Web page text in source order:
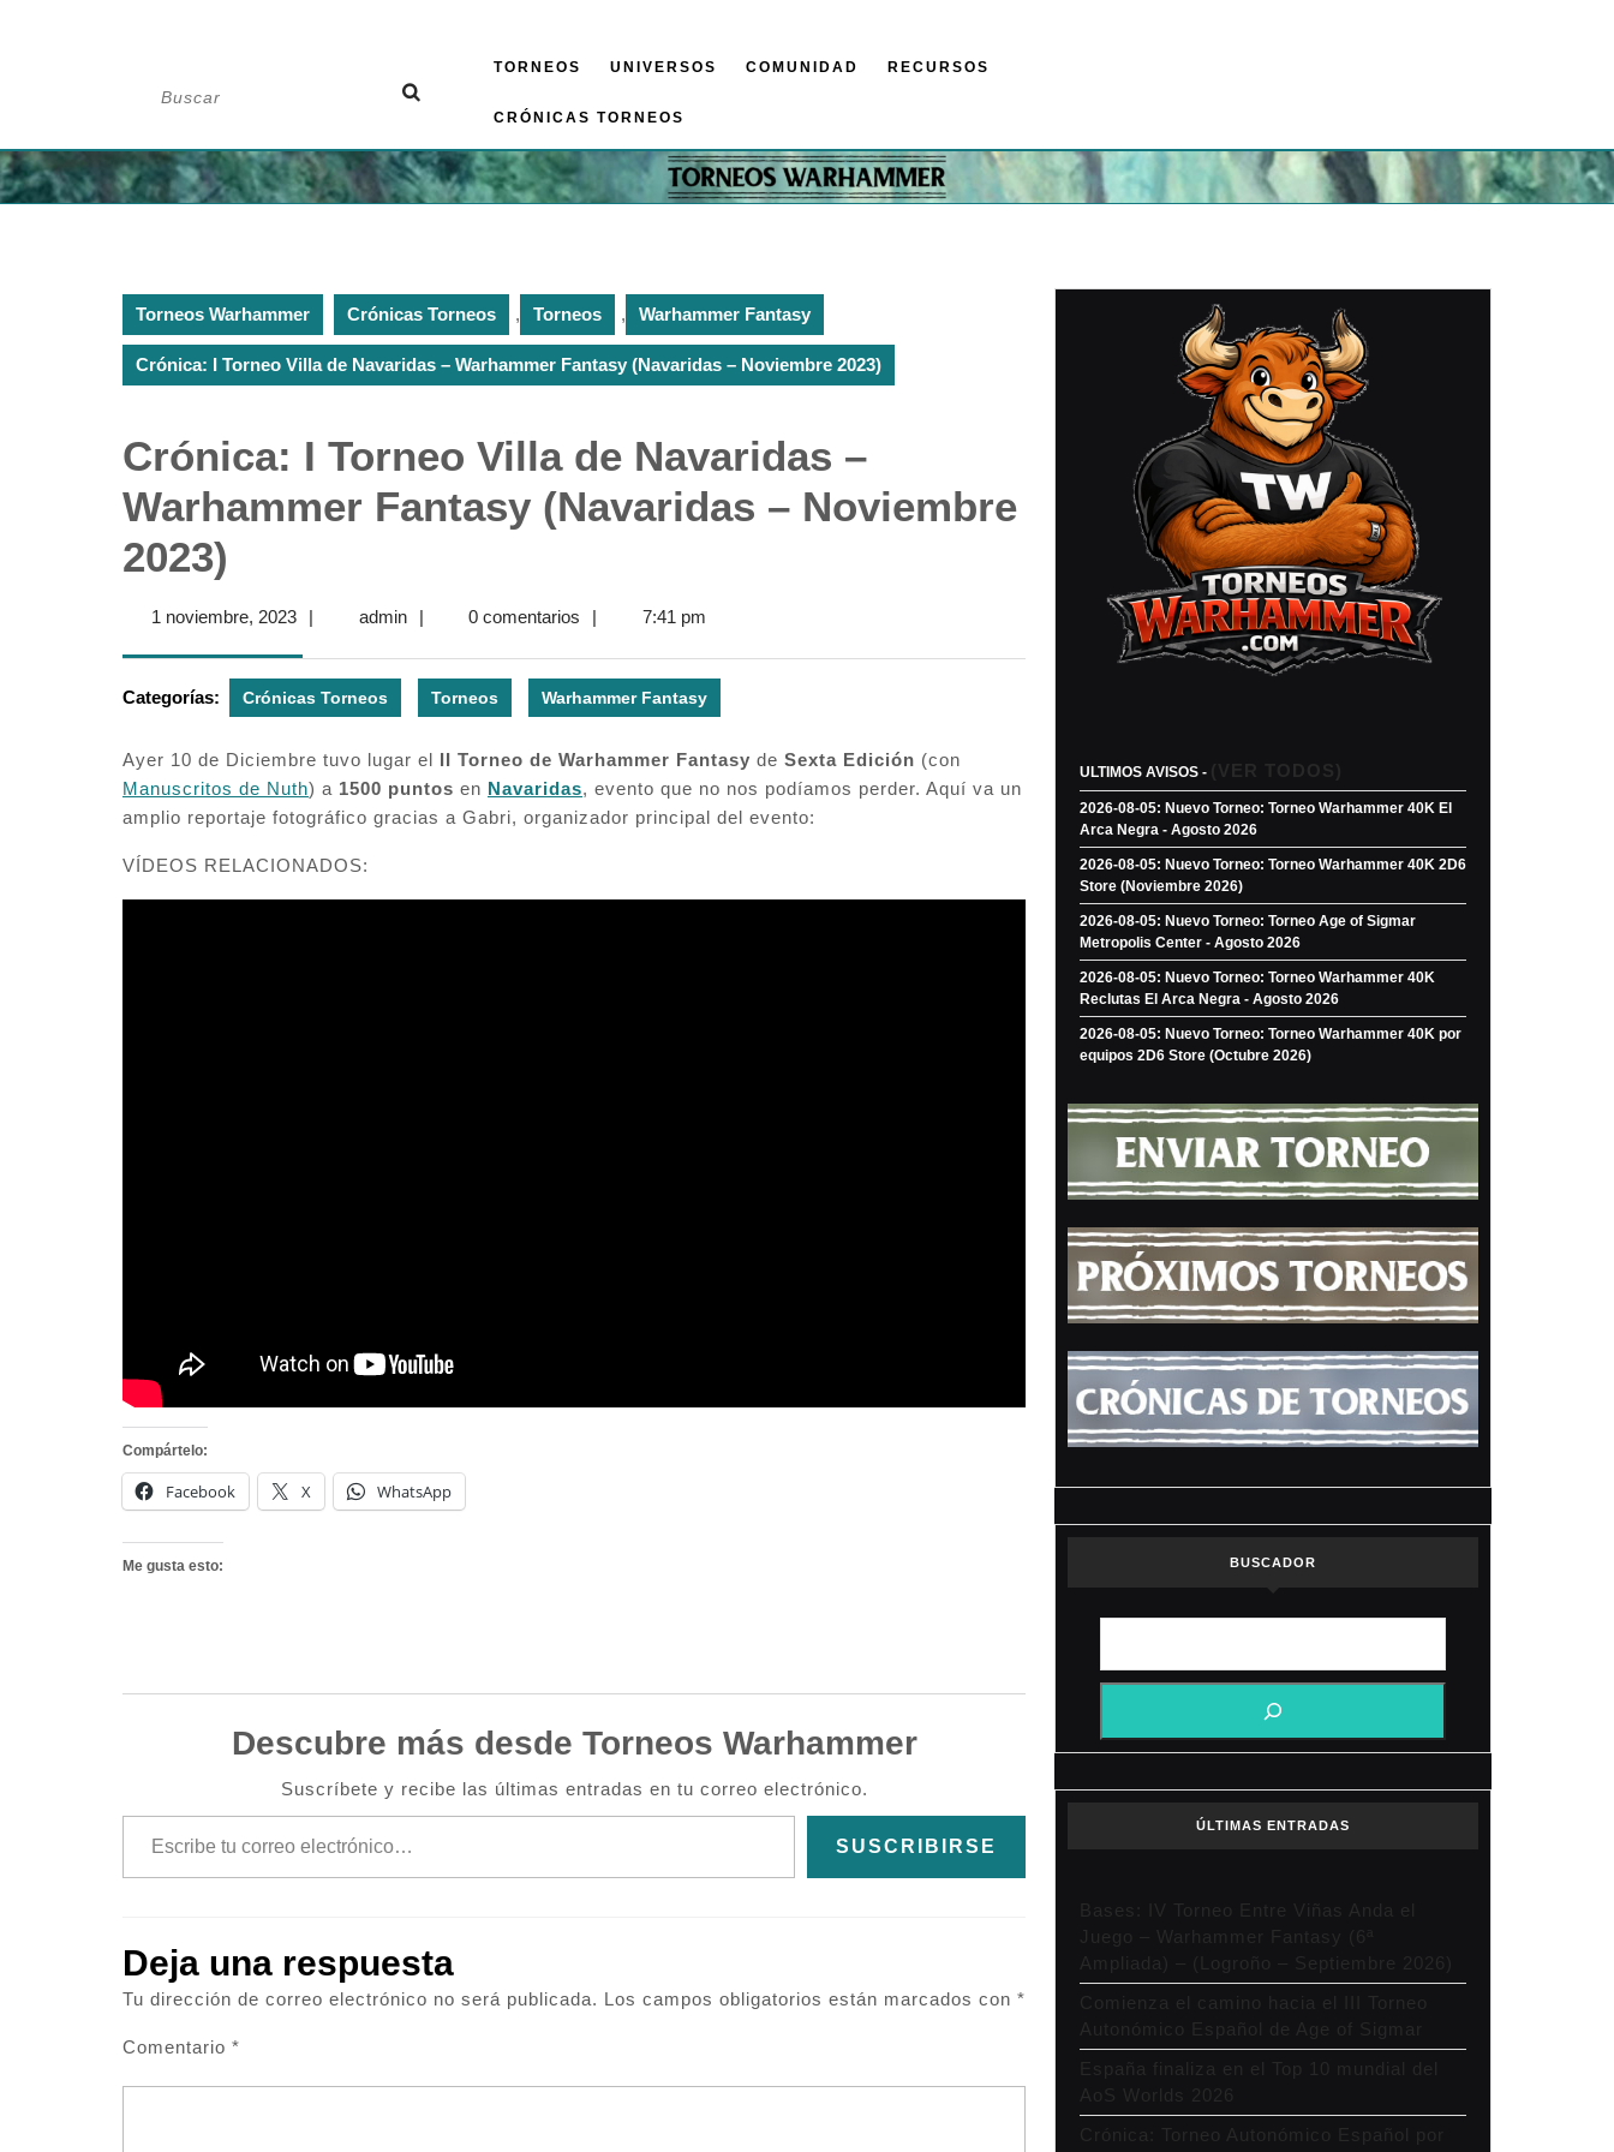
TORNEOS UNIVERSOS COMUNIDAD RECURSOS
CRÓNICAS TORNEOS
Torneos Warhammer Crónicas Torneos , Torneos , Warhammer Fantasy
Crónica: I Torneo Villa de Navaridas – Warhammer Fantasy (Navaridas – Noviembre 2023)
Crónica: I Torneo Villa de Navaridas –
Warhammer Fantasy (Navaridas – Noviembre
2023)
1 noviembre, 20231
| adminadmin
| 0 comentarios | 7:41 pm
Categorías: Crónicas Torneos Torneos Warhammer Fantasy
Ayer 10 de Diciembre tuvo lugar el II Torneo de Warhammer Fantasy de Sexta Edición (con
Manuscritos de Nuth) a 1500 puntos en Navaridas, evento que no nos podíamos perder. Aquí va un
amplio reportaje fotográfico gracias a Gabri, organizador principal del evento:
VÍDEOS RELACIONADOS:
Compártelo:
Facebook X WhatsApp
Me gusta esto:
Descubre más desde Torneos Warhammer
Suscríbete y recibe las últimas entradas en tu correo electrónico.
Escribe tu correo electrónico…
SUSCRIBIRSE
Deja una respuesta
Tu dirección de correo electrónico no será publicada. Los campos obligatorios están marcados con *
Comentario *
ULTIMOS AVISOS - (VER TODOS)
2026-08-05: Nuevo Torneo: Torneo Warhammer 40K El
Arca Negra - Agosto 2026
2026-08-05: Nuevo Torneo: Torneo Warhammer 40K 2D6
Store (Noviembre 2026)
2026-08-05: Nuevo Torneo: Torneo Age of Sigmar
Metropolis Center - Agosto 2026
2026-08-05: Nuevo Torneo: Torneo Warhammer 40K
Reclutas El Arca Negra - Agosto 2026
2026-08-05: Nuevo Torneo: Torneo Warhammer 40K por
equipos 2D6 Store (Octubre 2026)
BUSCADOR
ÚLTIMAS ENTRADAS
Bases: IV Torneo Entre Viñas Anda el
Juego – Warhammer Fantasy (6ª
Ampliada) – (Logroño – Septiembre 2026)
Comienza el camino hacia el III Torneo
Autonómico Español de Age of Sigmar
España finaliza en el Top 10 mundial del
AoS Worlds 2026
Crónica: Torneo Autonómico Español por